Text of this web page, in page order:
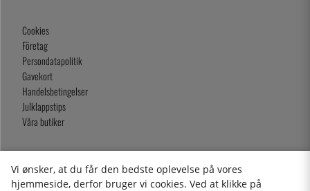
Cookies
Företag
Persondatapolitik
Gavekort
Handelsbetingelser
Julklappstips
Våra butiker
2026 KitchenLab AB
Vi ønsker, at du får den bedste oplevelse på vores
hjemmeside, derfor bruger vi cookies. Ved at klikke på